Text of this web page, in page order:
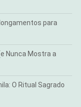
para
Nunca Mostra a
O Ritual Sagrado